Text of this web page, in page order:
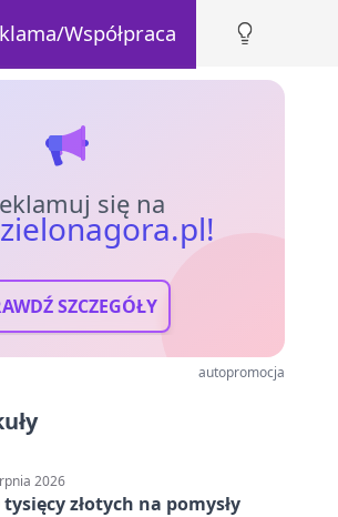
Współpraca
się na
SZCZEGÓŁY
autopromocja
2026
tysięcy złotych na pomysły